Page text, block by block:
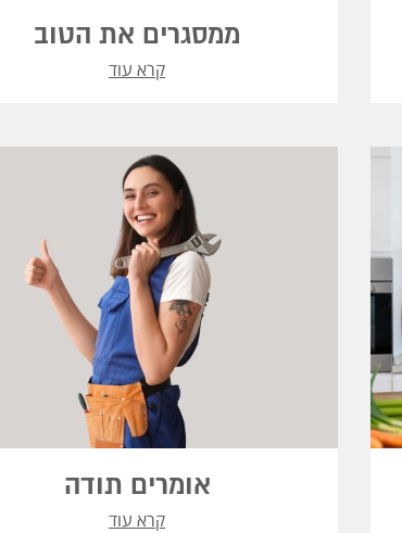
ממסגרים את הטוב
קרא עוד
אומרים תודה
קרא עוד